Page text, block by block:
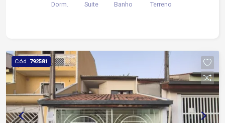
Dorm. Suite Banho Terreno
Cód. 792581